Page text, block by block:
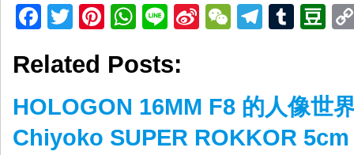
Facebook
TwitterPinterest
WhatsApp
LineSinaWeChat
Related Posts:
HOLOGON 16MM F8 的人像世
Chiyoko SUPER ROKKOR 5cm